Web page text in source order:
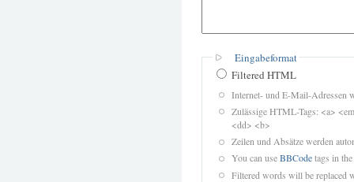
Eingabeformat
Filtered HTML
Internet- und E-Mail-Adressen
Zulässige HTML-Tags: <a>
<dd> <b>
Zeilen und Absätze werden
You can useBBCodetags in
Filtered words will be replaced